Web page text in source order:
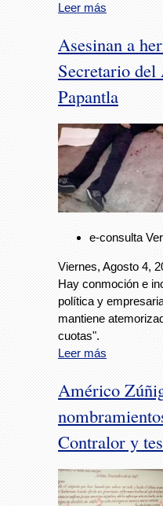
Leer más
Asesinan a
Secretario del
Papantla
e-consulta
Viernes, Agosto 4,
Hay conmoción e
política y
mantiene
cuotas".
Leer más
Américo
Contralor y